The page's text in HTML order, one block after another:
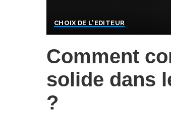
CHOIX DE L'EDITEUR
Comment
solide dans
?